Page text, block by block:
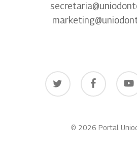
twitter facebook
© 2026 Portal